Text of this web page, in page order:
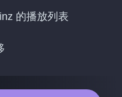
的播放列表